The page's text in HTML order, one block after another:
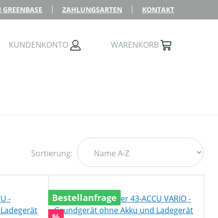
ZAHLUNGSARTEN KONTAKT
KUNDENKONTO WARENKORB
Sortierung:
Bestellanfrage